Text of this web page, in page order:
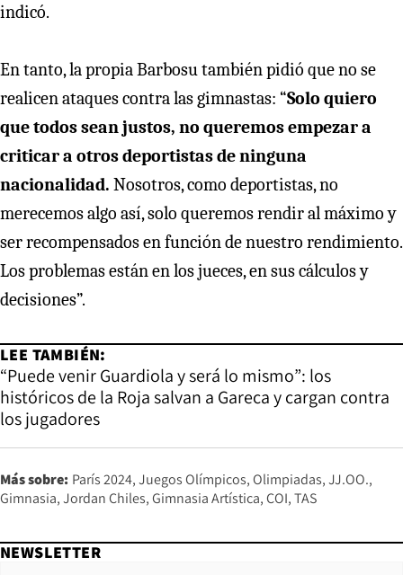
indicó.
En tanto, la propia Barbosu también pidió que no se
realicen ataques contra las gimnastas: “Solo quiero
que todos sean justos, no queremos empezar a
criticar a otros deportistas de ninguna
nacionalidad. Nosotros, como deportistas, no
merecemos algo así, solo queremos rendir al máximo y
ser recompensados en función de nuestro rendimiento.
Los problemas están en los jueces, en sus cálculos y
decisiones”.
LEE TAMBIÉN:
“Puede venir Guardiola y será lo mismo”: los
históricos de la Roja salvan a Gareca y cargan contra
los jugadores
Más sobre: París 2024 Juegos Olímpicos Olimpiadas JJ.OO.
Gimnasia Jordan Chiles Gimnasia Artística COI TAS
NEWSLETTER